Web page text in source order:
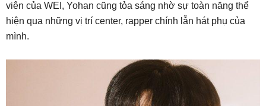
viên của WEI, Yohan cũng tỏa sáng nhờ sự toàn năng thể
hiện qua những vị trí center, rapper chính lẫn hát phụ của
mình.